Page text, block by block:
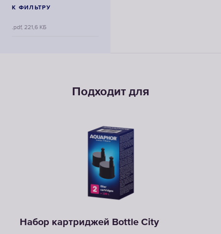
К ФИЛЬТРУ
.pdf, 221,6 КБ
Подходит для
Набор картриджей Bottle City